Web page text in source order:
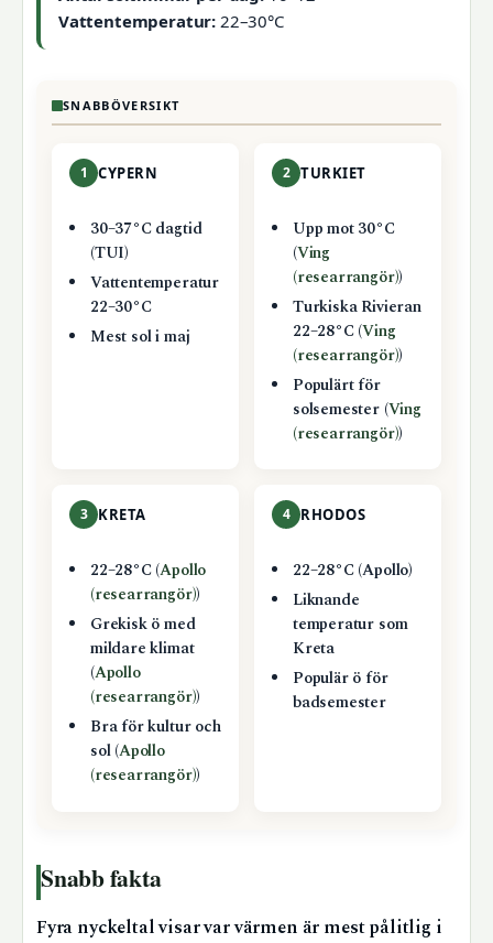
Vattentemperatur: 22–30°C
SNABBÖVERSIKT
1 CYPERN
30–37°C dagtid
(TUI)
Vattentemperatur
22–30°C
Mest sol i maj
2 TURKIET
Upp mot 30°C
(Ving
(researrangör))
Turkiska Rivieran
22–28°C (Ving
(researrangör))
Populärt för
solsemester (Ving
(researrangör))
3 KRETA
22–28°C (Apollo
(researrangör))
Grekisk ö med
mildare klimat
(Apollo
(researrangör))
Bra för kultur och
sol (Apollo
(researrangör))
4 RHODOS
22–28°C (Apollo)
Liknande
temperatur som
Kreta
Populär ö för
badsemester
Snabb fakta
Fyra nyckeltal visar var värmen är mest pålitlig i